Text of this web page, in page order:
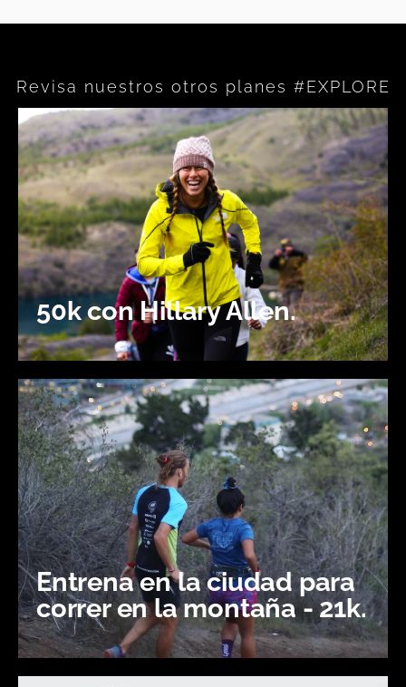
Revisa nuestros otros planes #EXPLORE
50k con Hillary Allen.
Entrena en la ciudad para
correr en la montaña - 21k.